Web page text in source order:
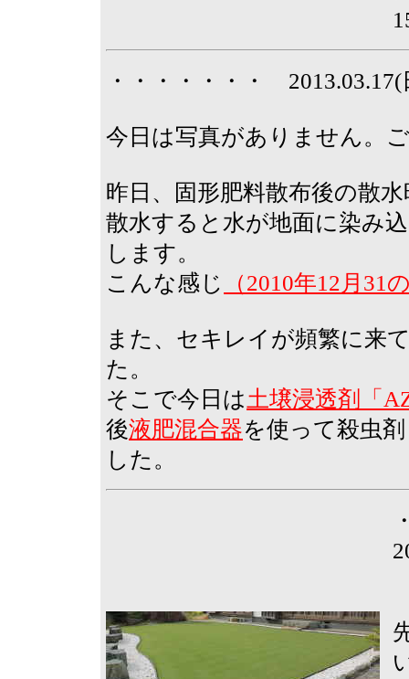
・・・・・・・
今日は写真がありません。
昨日、固形肥料散布後の散
散水すると水が地面に染み
します。
こんな感じ
（2010年12月31
また、セキレイが頻繁に来
た。
そこで今日は土壌浸透剤「
後液肥混合器を使って殺虫
した。